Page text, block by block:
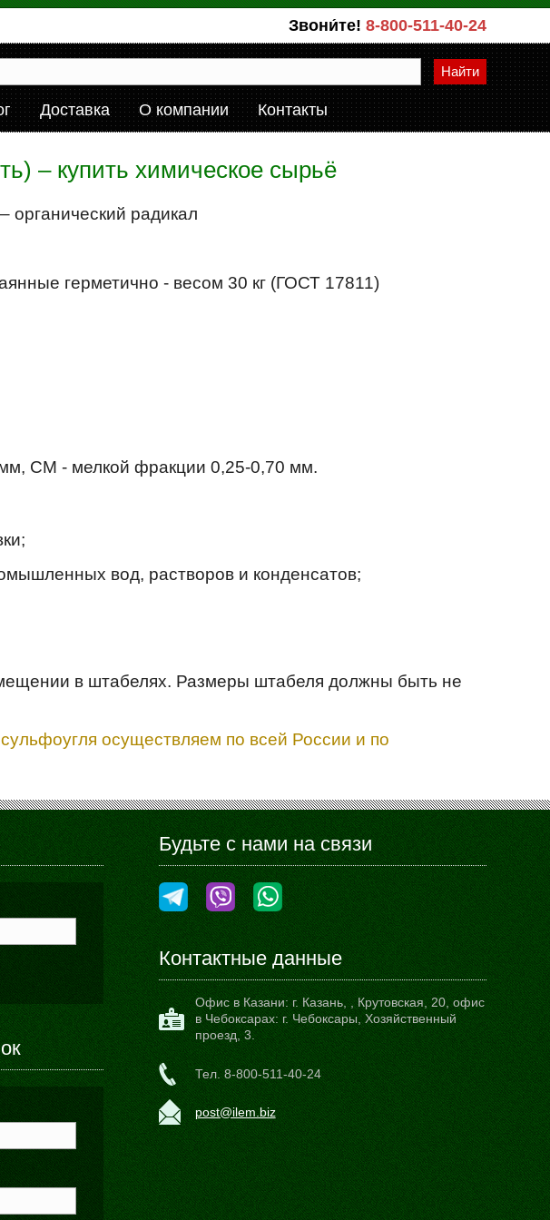
Звони́те! 8-800-511-40-24
Найти
Доставка О компании Контакты
– купить химическое сырьё
органический радикал
герметично - весом 30 кг (ГОСТ 17811)
СМ - мелкой фракции 0,25-0,70 мм.
вод, растворов и конденсатов;
в штабелях. Размеры штабеля должны быть не
осуществляем по всей России и по
Будьте с нами на связи
Контактные данные
Офис в Казани: г. Казань,,Крутовская, 20, офис
в Чебоксарах: г. Чебоксары, Хозяйственный
проезд, 3.
Тел.8-800-511-40-24
post@ilem.biz